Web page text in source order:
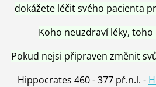
dokážete léčit svého pacienta
Koho neuzdraví léky,
Pokud nejsi připraven změnit
Hippocrates 460 - 377 př.n.l. -